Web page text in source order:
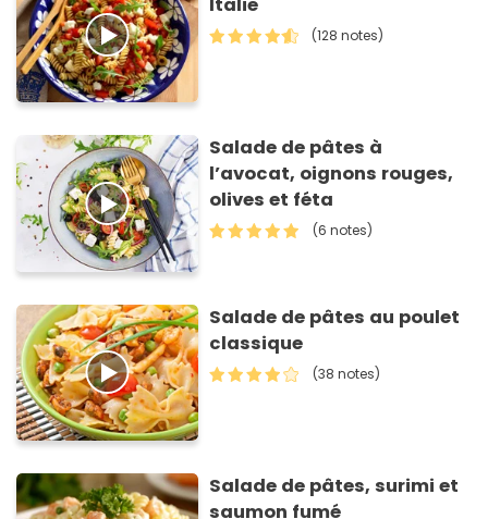
(128 notes)
Salade de pâtes à
l’avocat, oignons rouges,
olives et féta
(6 notes)
Salade de pâtes au poulet
classique
(38 notes)
Salade de pâtes, surimi et
saumon fumé